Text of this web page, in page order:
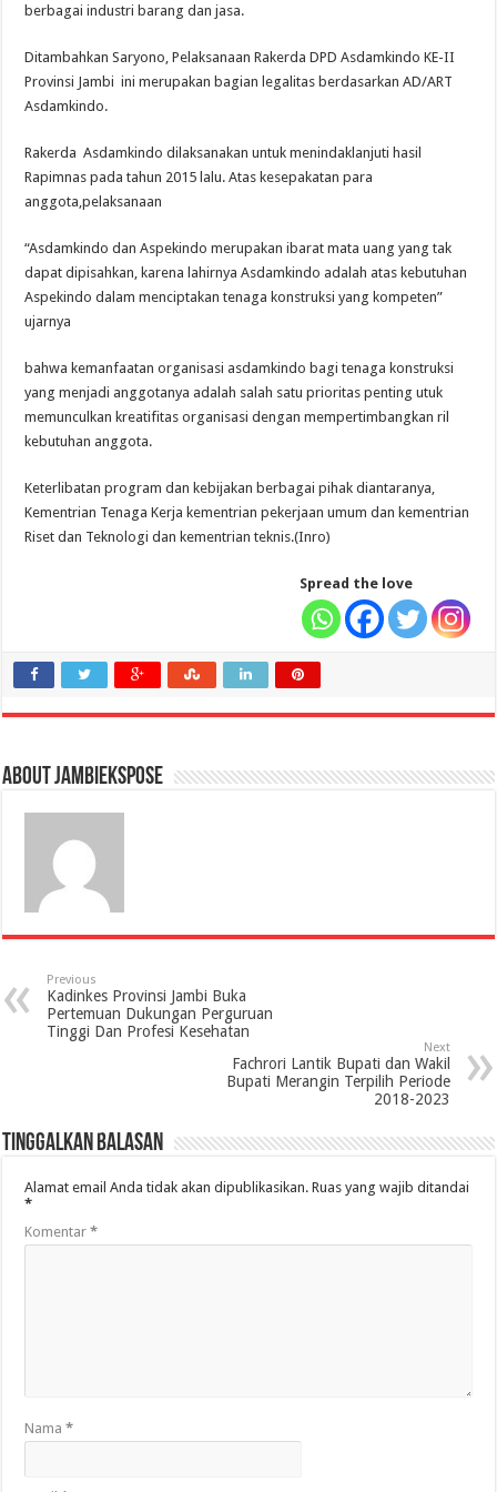
berbagai industri barang dan jasa.
Ditambahkan Saryono, Pelaksanaan Rakerda DPD Asdamkindo KE-II
Provinsi Jambi ini merupakan bagian legalitas berdasarkan AD/ART
Asdamkindo.
Rakerda Asdamkindo dilaksanakan untuk menindaklanjuti hasil
Rapimnas pada tahun 2015 lalu. Atas kesepakatan para
anggota,pelaksanaan
“Asdamkindo dan Aspekindo merupakan ibarat mata uang yang tak
dapat dipisahkan, karena lahirnya Asdamkindo adalah atas kebutuhan
Aspekindo dalam menciptakan tenaga konstruksi yang kompeten”
ujarnya
bahwa kemanfaatan organisasi asdamkindo bagi tenaga konstruksi
yang menjadi anggotanya adalah salah satu prioritas penting utuk
memunculkan kreatifitas organisasi dengan mempertimbangkan ril
kebutuhan anggota.
Keterlibatan program dan kebijakan berbagai pihak diantaranya,
Kementrian Tenaga Kerja kementrian pekerjaan umum dan kementrian
Riset dan Teknologi dan kementrian teknis.(Inro)
Spread the love
About jambiekspose
Previous
Kadinkes Provinsi Jambi Buka
Pertemuan Dukungan Perguruan
Tinggi Dan Profesi Kesehatan
Next
Fachrori Lantik Bupati dan Wakil
Bupati Merangin Terpilih Periode
2018-2023
Tinggalkan Balasan
Alamat email Anda tidak akan dipublikasikan. Ruas yang wajib ditandai
*
Komentar*
Nama*